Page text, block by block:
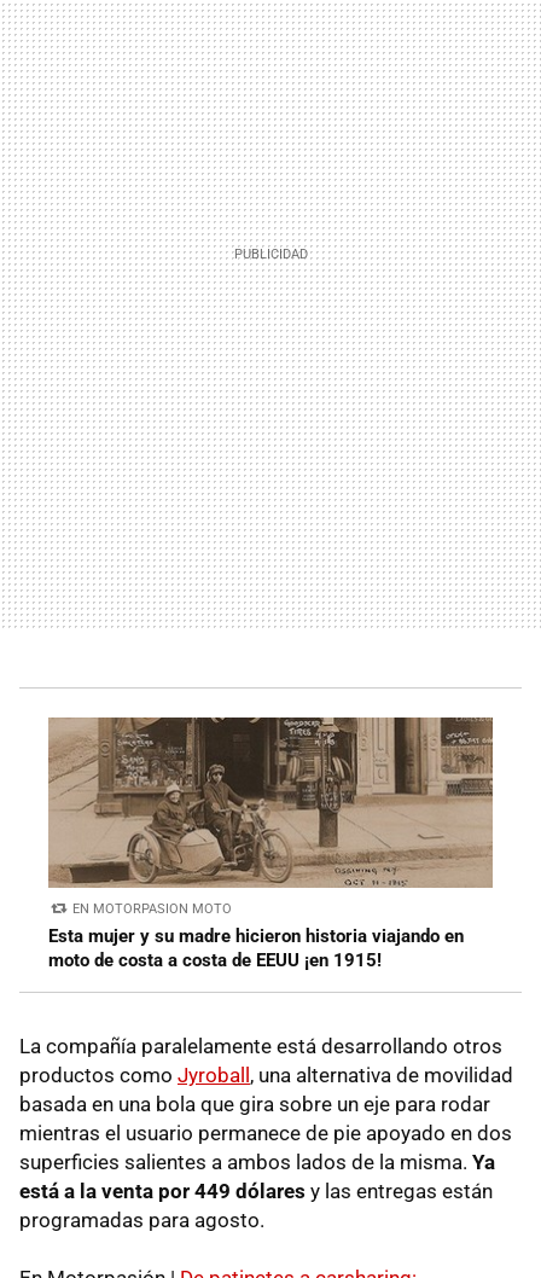
EN MOTORPASION MOTO
Esta mujer y su madre hicieron historia viajando en
moto de costa a costa de EEUU ¡en 1915!
La compañía paralelamente está desarrollando otros
productos como Jyroball , una alternativa de movilidad
basada en una bola que gira sobre un eje para rodar
mientras el usuario permanece de pie apoyado en dos
superficies salientes a ambos lados de la misma. Ya
está a la venta por 449 dólares y las entregas están
programadas para agosto.